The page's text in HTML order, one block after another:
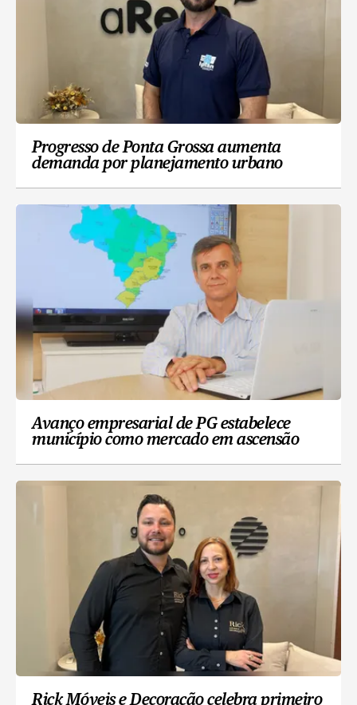
Progresso de Ponta Grossa aumenta
demanda por planejamento urbano
Avanço empresarial de PG estabelece
município como mercado em ascensão
Rick Móveis e Decoração celebra primeiro